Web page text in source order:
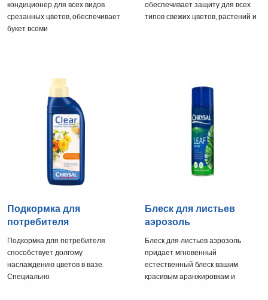
кондиционер для всех видов
срезанных цветов, обеспечивает
букет всеми
обеспечивает защиту для всех
типов свежих цветов, растений и
Подкормка для
потребителя
Подкормка для потребителя
способствует долгому
наслаждению цветов в вазе.
Специально
Блеск для листьев
аэрозоль
Блеск для листьев аэрозоль
придает мгновенный
естественный блеск вашим
красивым аранжировкам и